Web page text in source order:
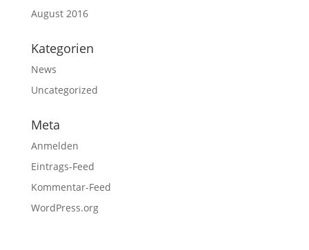
August 2016
Kategorien
News
Uncategorized
Meta
Anmelden
Eintrags-Feed
Kommentar-Feed
WordPress.org